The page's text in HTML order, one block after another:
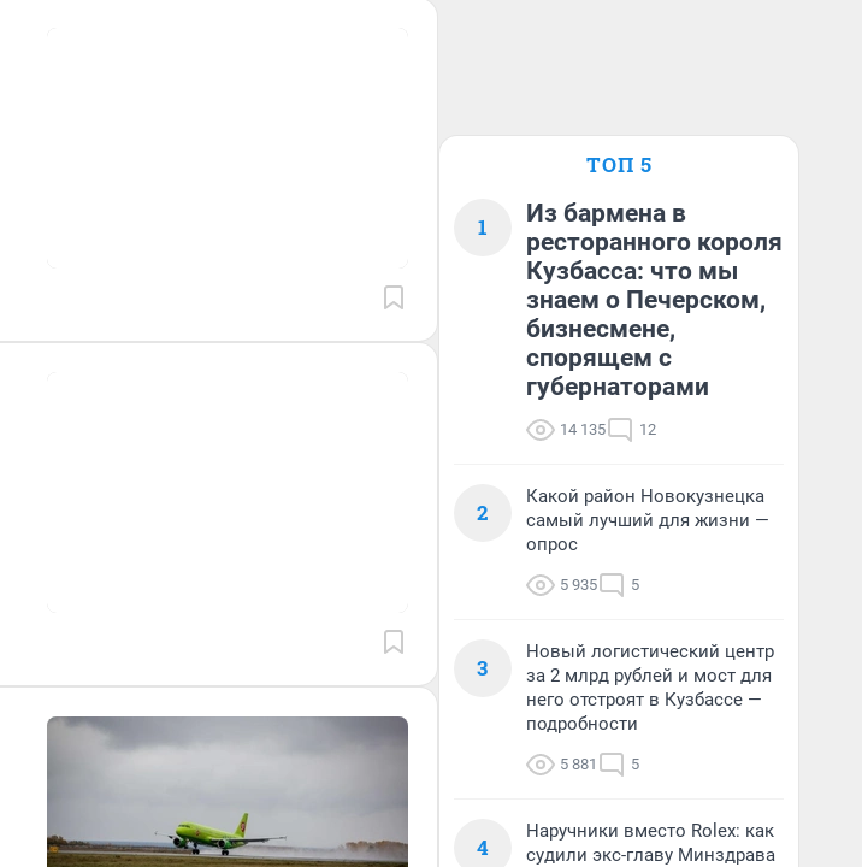
ТОП 5
1
Из бармена в
ресторанного короля
Кузбасса: что мы
знаем о Печерском,
бизнесмене,
спорящем с
губернаторами
14 135 12
2
Какой район Новокузнецка
самый лучший для жизни —
опрос
5 935 5
3
Новый логистический центр
за 2 млрд рублей и мост для
него отстроят в Кузбассе —
подробности
5 881 5
4
Наручники вместо Rolex: как
судили экс-главу Минздрава